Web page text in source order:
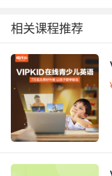
continuity clerk 女
passenger clerk
stock clerk 存货管
goods clerk 收货
baggage clerk 行李
copying clerk 书记
control clerk 数据
unauthorized
资;
collection clerk [
相关课程推荐